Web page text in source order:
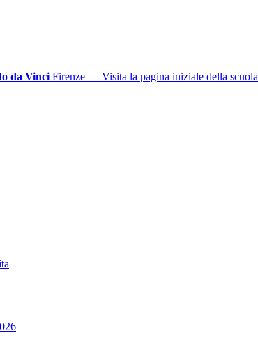
da Vinci Firenze — Visita la pagina iniziale della scuola